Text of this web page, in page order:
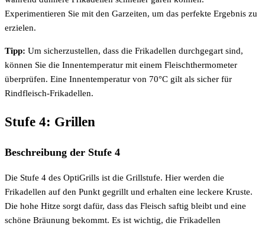
Experimentieren Sie mit den Garzeiten, um das perfekte Ergebnis zu
erzielen.
Tipp: Um sicherzustellen, dass die Frikadellen durchgegart sind,
können Sie die Innentemperatur mit einem Fleischthermometer
überprüfen. Eine Innentemperatur von 70°C gilt als sicher für
Rindfleisch-Frikadellen.
Stufe 4: Grillen
Beschreibung der Stufe 4
Die Stufe 4 des OptiGrills ist die Grillstufe. Hier werden die
Frikadellen auf den Punkt gegrillt und erhalten eine leckere Kruste.
Die hohe Hitze sorgt dafür, dass das Fleisch saftig bleibt und eine
schöne Bräunung bekommt. Es ist wichtig, die Frikadellen